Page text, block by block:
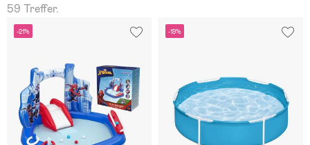
59 Treffer.
-21% -19%